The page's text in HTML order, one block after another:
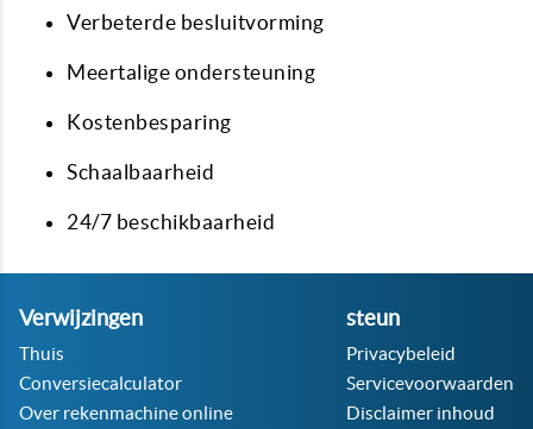
Verbeterde besluitvorming
Meertalige ondersteuning
Kostenbesparing
Schaalbaarheid
24/7 beschikbaarheid
Verwijzingen
Thuis
Conversiecalculator
Over rekenmachine online
steun
Privacybeleid
Servicevoorwaarden
Disclaimer inhoud